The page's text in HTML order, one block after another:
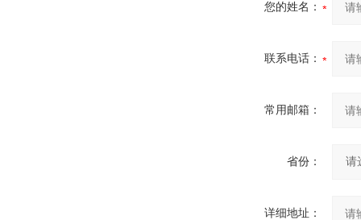
您的姓名：
联系电话：
常用邮箱：
省份：
详细地址：